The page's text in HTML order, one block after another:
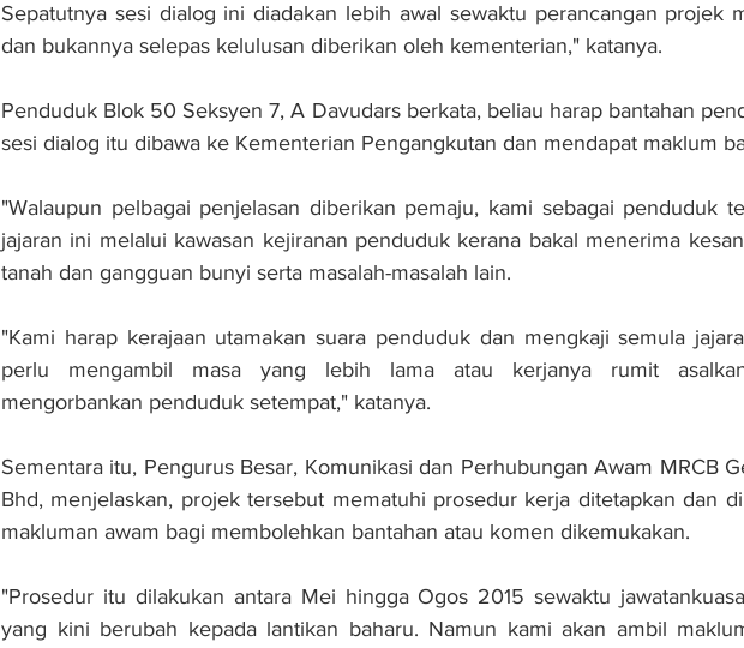
Sepatutnya sesi dialog ini diadakan lebih awal sewaktu perancangan projek
dan bukannya selepas kelulusan diberikan oleh kementerian," katanya.
Penduduk Blok 50 Seksyen 7, A Davudars berkata, beliau harap bantahan
sesi dialog itu dibawa ke Kementerian Pengangkutan dan mendapat maklum
"Walaupun pelbagai penjelasan diberikan pemaju, kami sebagai penduduk
jajaran ini melalui kawasan kejiranan penduduk kerana bakal menerima
tanah dan gangguan bunyi serta masalah-masalah lain.
"Kami harap kerajaan utamakan suara penduduk dan mengkaji semula
perlu mengambil masa yang lebih lama atau kerjanya rumit
mengorbankan penduduk setempat," katanya.
Sementara itu, Pengurus Besar, Komunikasi dan Perhubungan Awam MRCB
Bhd, menjelaskan, projek tersebut mematuhi prosedur kerja ditetapkan dan
makluman awam bagi membolehkan bantahan atau komen dikemukakan.
"Prosedur itu dilakukan antara Mei hingga Ogos 2015 sewaktu
yang kini berubah kepada lantikan baharu. Namun kami akan ambil